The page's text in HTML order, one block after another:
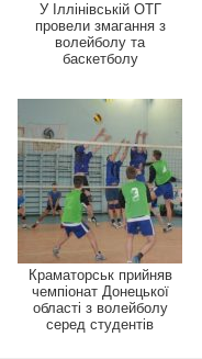
У Іллінівській ОТГ
провели змагання з
волейболу та
баскетболу
Краматорськ прийняв
чемпіонат Донецької
області з волейболу
серед студентів